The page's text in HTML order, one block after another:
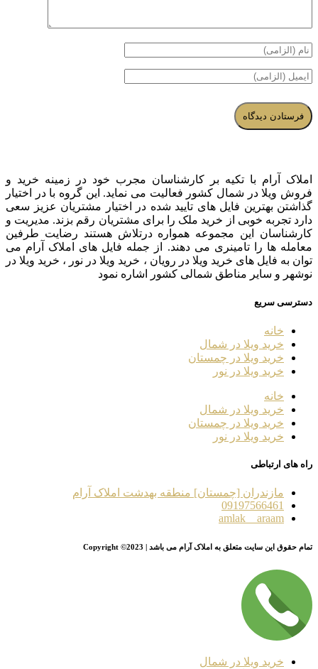
املاک آرام با تکیه بر کارشناسان مجرب خود در زمینه خرید و
فروش ویلا در شمال کشور فعالیت می نماید. این گروه با در اختیار
گذاشتن بهترین فایل های تایید شده در اختیار مشتریان عزیز سعی
دارد تجربه خوبی از خرید ملک را برای مشتریان رقم بزند. مدیریت و
کارشناسان این مجموعه همواره درتلاش هستند رضایت طرفین
معامله ها را تامینری می دهند. از جمله فایل های املاک آرام می
توان به فایل های خرید ویلا در رویان ، خرید ویلا در نور ، خرید ویلا در
نوشهر و سایر مناطق شمالی کشور اشاره نمود
دسترسی سریع
خانه
خرید ویلا در شمال
خرید ویلا در چمستان
خرید ویلا در نور
خانه
خرید ویلا در شمال
خرید ویلا در چمستان
خرید ویلا در نور
راه های ارتباطی
مازندران [چمستان] منطقه بهدشت املاک آرام
09197566461
amlak__araam
تمام حقوق این سایت متعلق به املاک آرام می باشد | Copyright ©2023
خرید ویلا در شمال